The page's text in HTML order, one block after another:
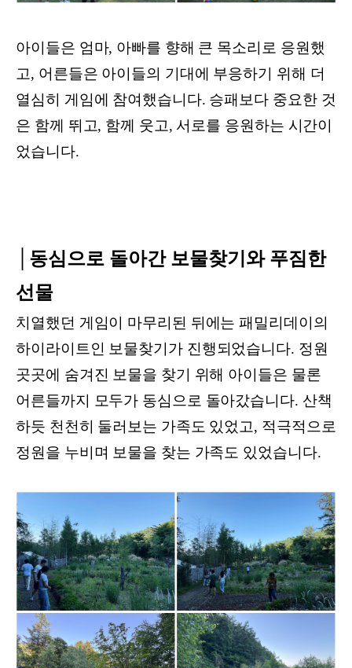
아이들은 엄마, 아빠를 향해 큰 목소리로 응원했
고, 어른들은 아이들의 기대에 부응하기 위해 더
열심히 게임에 참여했습니다. 승패보다 중요한 것
은 함께 뛰고, 함께 웃고, 서로를 응원하는 시간이
었습니다.
│동심으로 돌아간 보물찾기와 푸짐한
선물
치열했던 게임이 마무리된 뒤에는 패밀리데이의
하이라이트인 보물찾기가 진행되었습니다. 정원
곳곳에 숨겨진 보물을 찾기 위해 아이들은 물론
어른들까지 모두가 동심으로 돌아갔습니다. 산책
하듯 천천히 둘러보는 가족도 있었고, 적극적으로
정원을 누비며 보물을 찾는 가족도 있었습니다.